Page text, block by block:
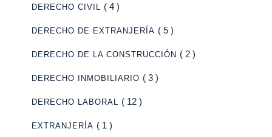
DERECHO CIVIL ( 4 )
DERECHO DE EXTRANJERÍA ( 5 )
DERECHO DE LA CONSTRUCCIÓN ( 2 )
DERECHO INMOBILIARIO ( 3 )
DERECHO LABORAL ( 12 )
EXTRANJERÍA ( 1 )